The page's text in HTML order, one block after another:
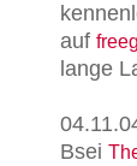
auf
lange
Bsei